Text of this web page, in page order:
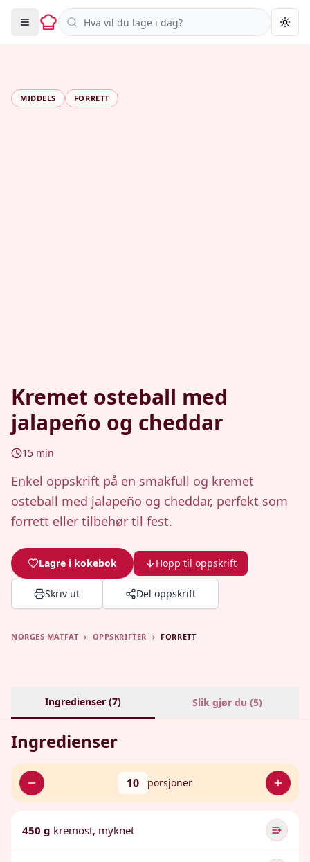
Søk i oppskrifter
MIDDELS FORRETT
Kremet osteball med
jalapeño og cheddar
15 min
Enkel oppskrift på en smakfull og kremet
osteball med jalapeño og cheddar, perfekt som
forrett eller tilbehør til fest.
Lagre i kokebok Hopp til oppskrift
Skriv ut Del oppskrift
NORGES MATFAT › OPPSKRIFTER › FORRETT
Ingredienser (7) Slik gjør du (5)
Ingredienser
10 porsjoner
450 g kremost, myknet